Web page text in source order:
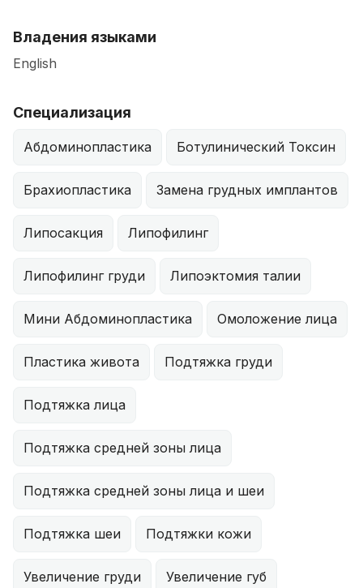
Владения языками
English
Специализация
Абдоминопластика Ботулинический Токсин
Брахиопластика Замена грудных имплантов
Липосакция Липофилинг
Липофилинг груди Липоэктомия талии
Мини Абдоминопластика Омоложение лица
Пластика живота Подтяжка груди
Подтяжка лица
Подтяжка средней зоны лица
Подтяжка средней зоны лица и шеи
Подтяжка шеи Подтяжки кожи
Увеличение груди Увеличение губ